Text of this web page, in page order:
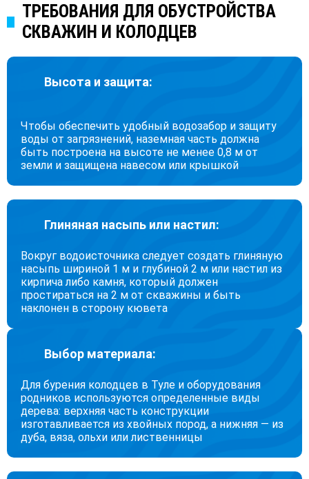
ТРЕБОВАНИЯ ДЛЯ ОБУСТРОЙСТВА
СКВАЖИН И КОЛОДЦЕВ
Высота и защита:
Чтобы обеспечить удобный водозабор и защиту
воды от загрязнений, наземная часть должна
быть построена на высоте не менее 0,8 м от
земли и защищена навесом или крышкой
Глиняная насыпь или настил:
Вокруг водоисточника следует создать глиняную
насыпь шириной 1 м и глубиной 2 м или настил из
кирпича либо камня, который должен
простираться на 2 м от скважины и быть
наклонен в сторону кювета
Выбор материала:
Для бурения колодцев в Туле и оборудования
родников используются определенные виды
дерева: верхняя часть конструкции
изготавливается из хвойных пород, а нижняя — из
дуба, вяза, ольхи или лиственницы